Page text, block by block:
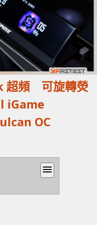
超頻 可旋轉熒
iGame
OC
menu